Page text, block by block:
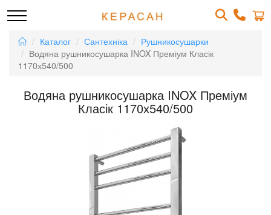
Каталог Сантехніка
Рушникосушарки
Водяна рушникосушарка INOX Преміум Класік
1170х540/500
Водяна рушникосушарка INOX Преміум
Класік 1170х540/500